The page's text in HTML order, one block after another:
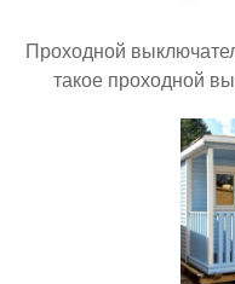
Проходной
такое проходной